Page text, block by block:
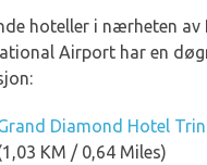
hoteller i nærheten av
Airport har en
Diamond Hotel
KM / 0,64 Miles)